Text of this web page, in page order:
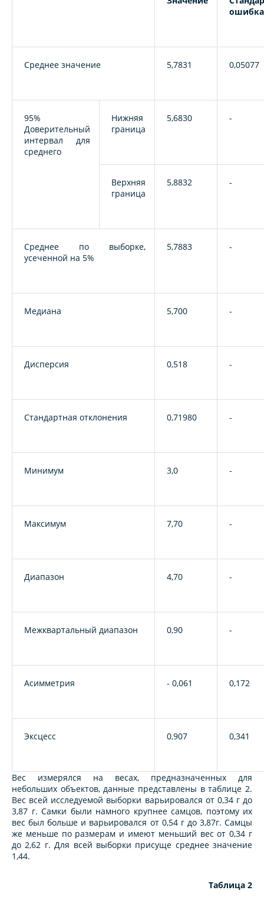
ошибка
Среднее значение 5,7831 0,05077
95%
Доверительный
интервал для
среднего
Нижняя
граница
5,6830 -
Верхняя
граница
5,8832 -
Среднее по выборке,
усеченной на 5%
5,7883 -
Медиана 5,700 -
Дисперсия 0,518 -
Стандартная отклонения 0,71980 -
Минимум 3,0 -
Максимум 7,70 -
Диапазон 4,70 -
Межквартальный диапазон 0,90 -
Асимметрия - 0,061 0,172
Эксцесс 0,907 0,341
Вес измерялся на весах, предназначенных для
небольших объектов, данные представлены в таблице 2.
Вес всей исследуемой выборки варьировался от 0,34 г до
3,87 г. Самки были намного крупнее самцов, поэтому их
вес был больше и варьировался от 0,54 г до 3,87г. Самцы
же меньше по размерам и имеют меньший вес от 0,34 г
до 2,62 г. Для всей выборки присуще среднее значение
1,44.
Таблица 2